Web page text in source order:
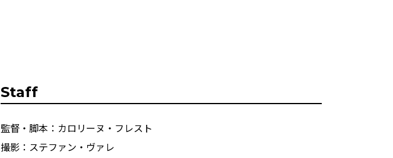
Staff
監督・脚本：カロリーヌ・フレスト
撮影：ステファン・ヴァレ